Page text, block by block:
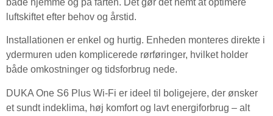
både hjemme og på farten. Det gør det nemt at optimere
luftskiftet efter behov og årstid.
Installationen er enkel og hurtig. Enheden monteres direkte i
ydermuren uden komplicerede rørføringer, hvilket holder
både omkostninger og tidsforbrug nede.
DUKA One S6 Plus Wi-Fi er ideel til boligejere, der ønsker
et sundt indeklima, høj komfort og lavt energiforbrug – alt